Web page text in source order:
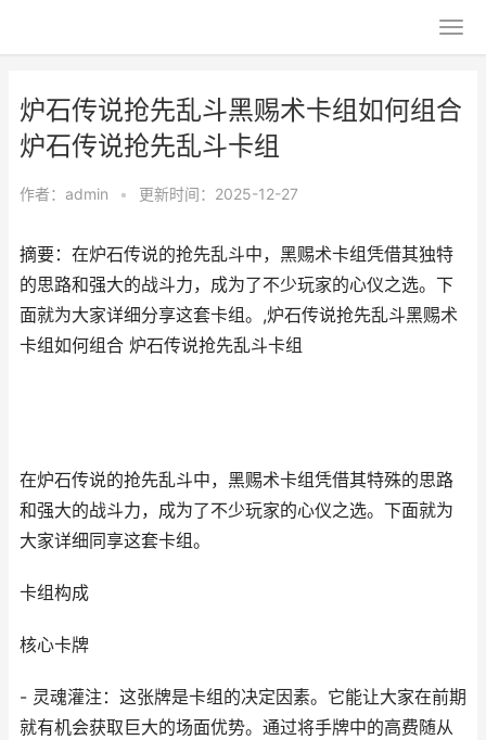
炉石传说抢先乱斗黑赐术卡组如何组合
炉石传说抢先乱斗卡组
作者： admin • 更新时间：2025-12-27
摘要：在炉石传说的抢先乱斗中，黑赐术卡组凭借其独特
的思路和强大的战斗力，成为了不少玩家的心仪之选。下
面就为大家详细分享这套卡组。,炉石传说抢先乱斗黑赐术
卡组如何组合 炉石传说抢先乱斗卡组
在炉石传说的抢先乱斗中，黑赐术卡组凭借其特殊的思路
和强大的战斗力，成为了不少玩家的心仪之选。下面就为
大家详细同享这套卡组。
卡组构成
核心卡牌
- 灵魂灌注：这张牌是卡组的决定因素。它能让大家在前期
就有机会获取巨大的场面优势。通过将手牌中的高费随从